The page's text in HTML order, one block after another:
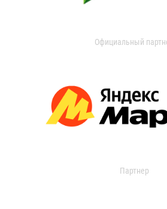
Официальный
Партнер